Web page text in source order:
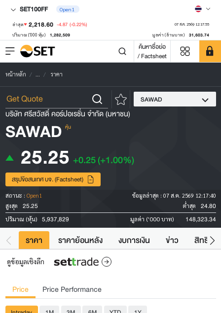
SET100FF Open1
ล่าสุด 2,218.60 -4.87 (-0.22%) 07 ส.ค. 2569 12:17:55
ปริมาณ ('000 หุ้น) 1,282,509 มูลค่า (ล้านบาท) 31,603.74
ค้นหาชื่อย่อ
/ Factsheet
หน้าหลัก ... ราคา
SAWAD
บริษัท ศรีสวัสดิ์ คอร์ปอเรชั่น จำกัด (มหาชน)
SAWAD หุ้น
25.25 +0.25(+1.00%)
สรุปข้อสนเทศ บจ. (Factsheet)
สถานะ : Open1 ข้อมูลล่าสุด : 07 ส.ค. 2569 12:17:40
สูงสุด
25.25 ต่ำสุด 24.80
ปริมาณ (หุ้น) 5,937,829 มูลค่า ('000 บาท) 148,323.34
ราคา ราคาย้อนหลัง งบการเงิน ข่าว สิทธิปร
ดูข้อมูลเชิงลึก
Price Price Performance